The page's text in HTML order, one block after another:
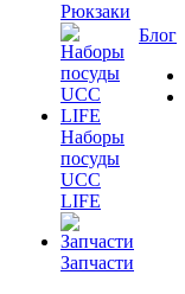
Рюкзаки
Наборы
посуды
UCC
LIFE
Запчасти
Блог